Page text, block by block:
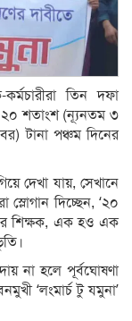
কর্মচারীরা তিন দফা
২০ শতাংশ (ন্যূনতম ৩
টানা পঞ্চম দিনের
দেখা যায়, সেখানে
স্লোগান দিচ্ছেন, ‘২০
শিক্ষক, এক হও এক
না হলে পূর্বঘোষণা
‘লংমার্চ টু যমুনা’